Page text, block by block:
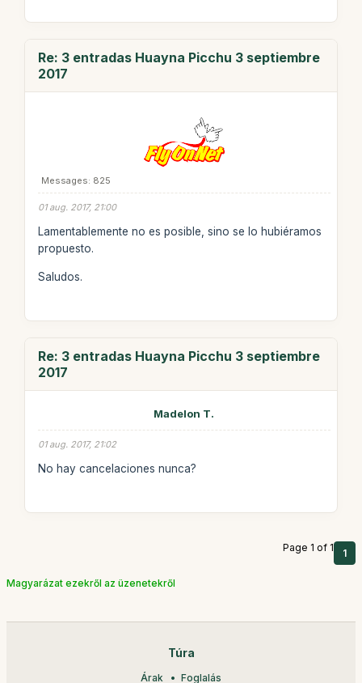
Re: 3 entradas Huayna Picchu 3 septiembre
2017
Messages: 825
01 aug. 2017, 21:00
Lamentablemente no es posible, sino se lo hubiéramos
propuesto.
Saludos.
Re: 3 entradas Huayna Picchu 3 septiembre
2017
Madelon T.
01 aug. 2017, 21:02
No hay cancelaciones nunca?
Page 1 of 1 1
Magyarázat ezekről az üzenetekről
Túra
Árak Foglalás